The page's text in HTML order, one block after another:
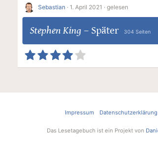
Sebastian · 1. April 2021 · gelesen
Stephen King – Später 304 Seiten
Impressum Datenschutzerklärung
Das Lesetagebuch ist ein Projekt von